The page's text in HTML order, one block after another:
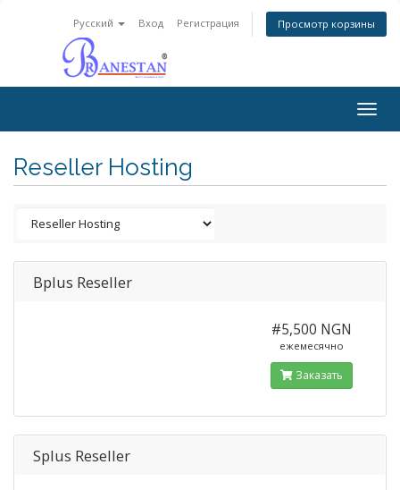
Русский Вход Регистрация Просмотр корзины
Reseller Hosting
Bplus Reseller
#5,500 NGN
ежемесячно
Заказать
Splus Reseller